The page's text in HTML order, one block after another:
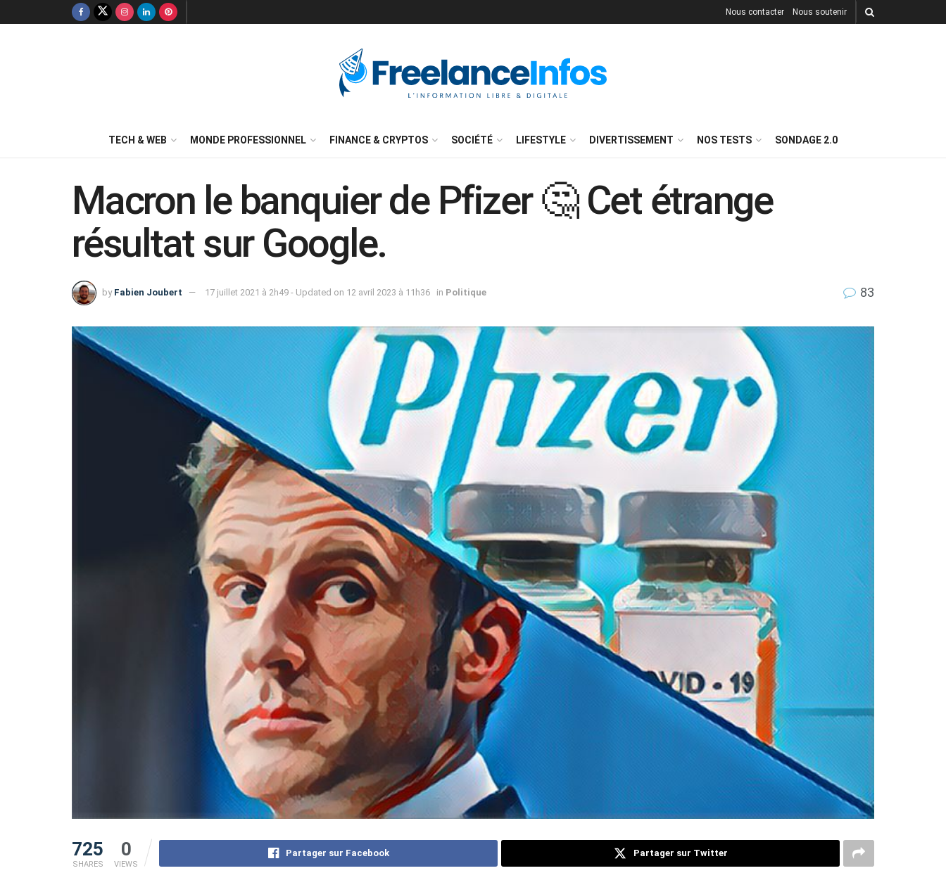
Nous contacter Nous soutenir
TECH & WEB MONDE PROFESSIONNEL FINANCE & CRYPTOS SOCIÉTÉ LIFESTYLE DIVERTISSEMENT NOS TESTS SONDAGE 2.0
Macron le banquier de Pfizer 🤔 Cet étrange
résultat sur Google.
by Fabien Joubert 17 juillet 2021 à 2h49 - Updated on 12 avril 2023 à 11h36 in Politique 83
725
SHARES
0
VIEWS
Partager sur Facebook Partager sur Twitter